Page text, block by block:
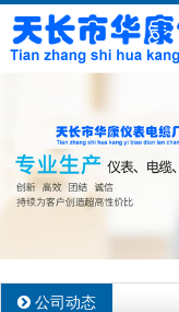
公司动态